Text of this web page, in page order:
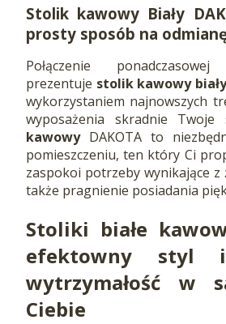
Stolik kawowy Biały
prosty sposób na
Połączenie
prezentuje stolik kawowy
wykorzystaniem najnowszych
wyposażenia skradnie Twoje
kawowyDAKOTA to
pomieszczeniu, ten który Ci
zaspokoi potrzeby wynikające z
także pragnienie posiadania
Stoliki białe
efektowny styl i
wytrzymałość w
Ciebie